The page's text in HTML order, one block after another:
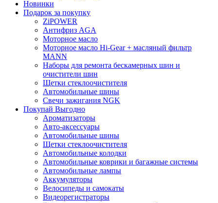
Новинки
Подарок за покупку
ZiPOWER
Антифриз AGA
Моторное масло
Моторное масло Hi-Gear + масляный фильтр
MANN
Наборы для ремонта бескамерных шин и
очистители шин
Щетки стеклоочистителя
Автомобильные шины
Свечи зажигания NGK
Покупай Выгодно
Ароматизаторы
Авто-аксессуары
Автомобильные шины
Щетки стеклоочистителя
Автомобильные колодки
Автомобильные коврики и багажные системы
Автомобильные лампы
Аккумуляторы
Велосипеды и самокаты
Видеорегистраторы